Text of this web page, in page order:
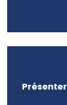
Présenter